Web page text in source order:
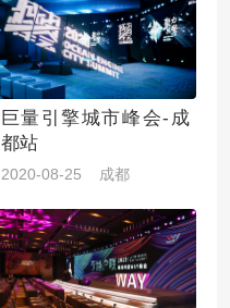
巨量引擎城市峰会-成
都站
2020-08-25 成都